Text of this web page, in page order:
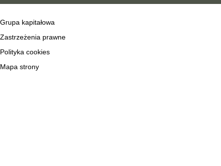
Grupa kapitałowa
Zastrzeżenia prawne
Polityka cookies
Mapa strony